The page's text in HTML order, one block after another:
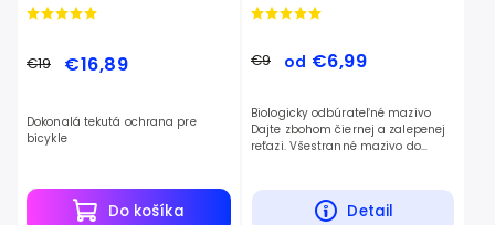
€19 €16,89
Do košíka
Dokonalá tekutá ochrana pre
bicykle
€9 od €6,99
Detail
Biologicky odbúrateľné mazivo
Dajte zbohom čiernej a zalepenej
reťazi. Všestranné mazivo do
jadra...